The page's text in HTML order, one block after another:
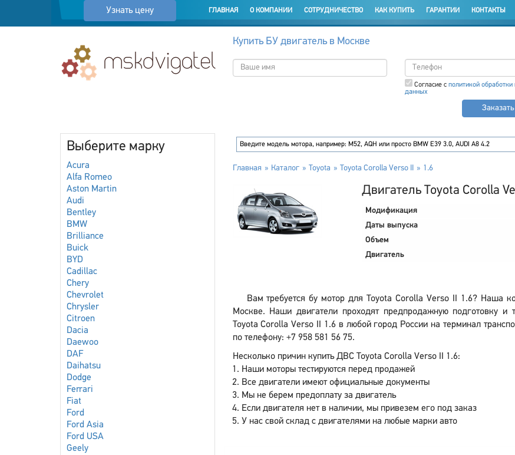
Узнать цену ГЛАВНАЯ О КОМПАНИИ СОТРУДНИЧЕСТВО КАК КУПИТЬ ГАРАНТИИ КОНТАКТЫ
Купить БУ двигатель в Москве
Согласие с политикой
данных
Выберите марку
Acura
Alfa Romeo
Aston Martin
Audi
Bentley
BMW
Brilliance
Buick
BYD
Cadillac
Chery
Chevrolet
Chrysler
Citroen
Dacia
Daewoo
DAF
Daihatsu
Dodge
Ferrari
Fiat
Ford
Ford Asia
Ford USA
Geely
Главная Каталог Toyota Toyota Corolla Verso II 1.6
Двигатель Toyota Corolla
Модификация
Даты выпуска
Объем
Двигатель
Вам требуется бу мотор для Toyota Corolla Verso II 1.6? Наша
Москве. Наши двигатели проходят предпродажную подготовку и
Toyota Corolla Verso II 1.6 в любой город России на терминал
по телефону: +7 958 581 56 75.
Несколько причин купить ДВС Toyota Corolla Verso II 1.6:
Наши моторы тестируются перед продажей
Все двигатели имеют официальные документы
Мы не берем предоплату за двигатель
Если двигателя нет в наличии, мы привезем его под заказ
У нас свой склад с двигателями на любые марки авто